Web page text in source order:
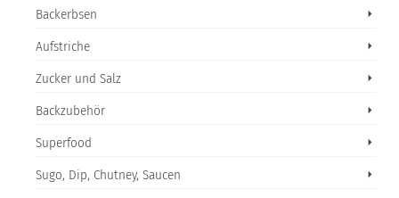
Backerbsen
Aufstriche
Zucker und Salz
Backzubehör
Superfood
Sugo, Dip, Chutney, Saucen